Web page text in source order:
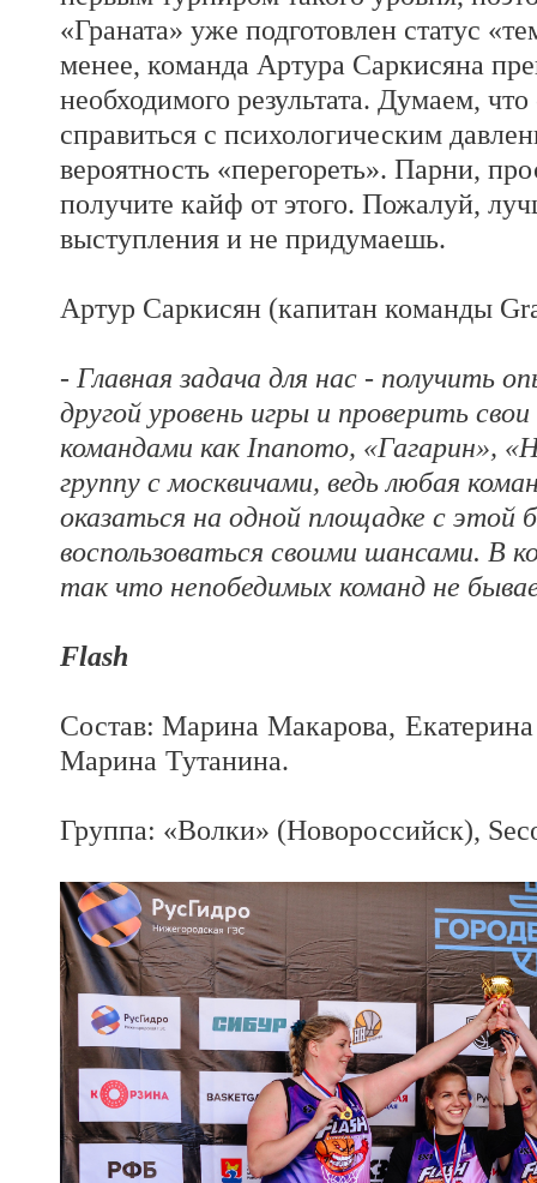
«Граната» уже подготовлен статус
менее, команда Артура Саркисяна
необходимого результата. Думаем,
справиться с психологическим
вероятность «перегореть». Парни,
получите кайф от этого. Пожалуй,
выступления и не придумаешь.
Артур Саркисян (капитан команды
- Главная задача для нас - получить
другой уровень игры и проверить
командами как Inanomo, «Гагарин»,
группу с москвичами, ведь любая
оказаться на одной площадке с этой
воспользоваться своими шансами. В
так что непобедимых команд не
Flash
Состав: Марина Макарова,
Марина Тутанина.
Группа: «Волки» (Новороссийск),